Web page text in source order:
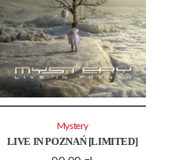
LIVE IN POZNAŃ [LIMITED]
Mystery